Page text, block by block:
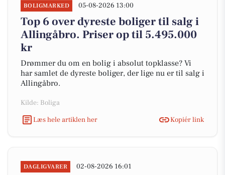
BOLIGMARKED 05-08-2026 13:00
Top 6 over dyreste boliger til salg i
Allingåbro. Priser op til 5.495.000
kr
Drømmer du om en bolig i absolut topklasse? Vi
har samlet de dyreste boliger, der lige nu er til salg i
Allingåbro.
Kilde: Boliga
Læs hele artiklen her
Kopiér link
DAGLIGVARER 02-08-2026 16:01